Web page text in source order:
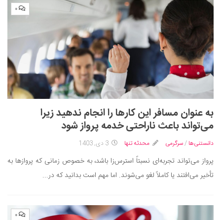
مسابقه
اخبار
۰
به عنوان مسافر این کار‌ها را انجام ندهید زیرا
می‌تواند باعث ناراحتی خدمه پرواز شود
دانستنی‌ها /سرگرمی محدثه تنها 3 دی, 1403
پرواز می‌تواند تجربه‌ای نسبتاً استرس‌زا باشد، به خصوص زمانی که پروازها به
تأخیر می‌افتند یا کاملاً لغو می‌شوند. اما مهم است بدانید که در...
۰